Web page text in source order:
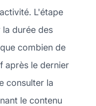
L'étape
durée des
combien de
après le dernier
consulter la
le contenu